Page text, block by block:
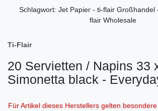
Schlagwort: Jet Papier - ti-flair Großhandel
flair Wholesale
Ti-Flair
20 Servietten / Napins 33
Simonetta black -
Für Artikel dieses Herstellers gelten besondere